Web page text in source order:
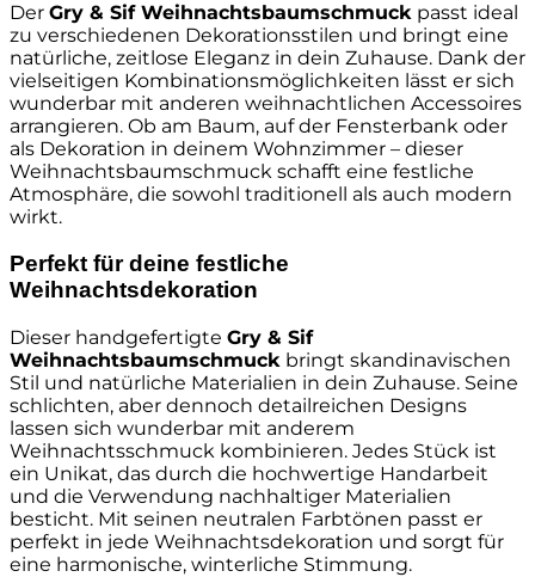
Der Gry & Sif Weihnachtsbaumschmuck passt ideal
zu verschiedenen Dekorationsstilen und bringt eine
natürliche, zeitlose Eleganz in dein Zuhause. Dank der
vielseitigen Kombinationsmöglichkeiten lässt er sich
wunderbar mit anderen weihnachtlichen Accessoires
arrangieren. Ob am Baum, auf der Fensterbank oder
als Dekoration in deinem Wohnzimmer – dieser
Weihnachtsbaumschmuck schafft eine festliche
Atmosphäre, die sowohl traditionell als auch modern
wirkt.
Perfekt für deine festliche
Weihnachtsdekoration
Dieser handgefertigte Gry & Sif
Weihnachtsbaumschmuck bringt skandinavischen
Stil und natürliche Materialien in dein Zuhause. Seine
schlichten, aber dennoch detailreichen Designs
lassen sich wunderbar mit anderem
Weihnachtsschmuck kombinieren. Jedes Stück ist
ein Unikat, das durch die hochwertige Handarbeit
und die Verwendung nachhaltiger Materialien
besticht. Mit seinen neutralen Farbtönen passt er
perfekt in jede Weihnachtsdekoration und sorgt für
eine harmonische, winterliche Stimmung.